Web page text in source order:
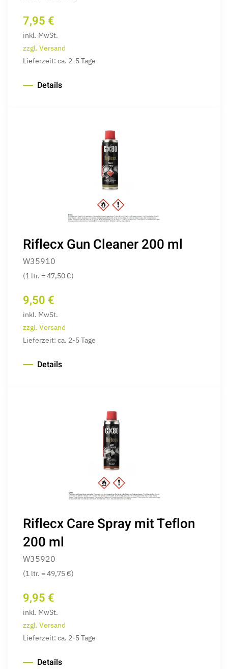
7,95 €
inkl. MwSt.
zzgl. Versand
Lieferzeit: ca. 2-5 Tage
Details
Riflecx Gun Cleaner 200 ml
W35910
(1 ltr. = 47,50 €)
9,50 €
inkl. MwSt.
zzgl. Versand
Lieferzeit: ca. 2-5 Tage
Details
Riflecx Care Spray mit Teflon
200 ml
W35920
(1 ltr. = 49,75 €)
9,95 €
inkl. MwSt.
zzgl. Versand
Lieferzeit: ca. 2-5 Tage
Details